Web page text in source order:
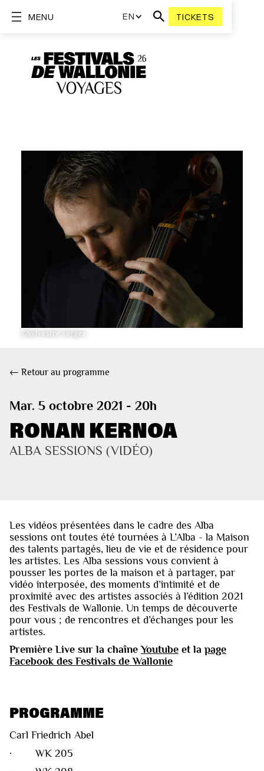
EN TICKETS
MENU
©Sylvestre Vergez
← Retour au programme
Mar. 5 octobre 2021 - 20h
RONAN KERNOA
ALBA SESSIONS (VIDÉO)
Les vidéos présentées dans le cadre des Alba
sessions ont toutes été tournées à L’Alba - la Maison
des talents partagés, lieu de vie et de résidence pour
les artistes. Les Alba sessions vous convient à
pousser les portes de la maison et à partager, par
vidéo interposée, des moments d’intimité et de
proximité avec des artistes associés à l’édition 2021
des Festivals de Wallonie. Un temps de découverte
pour vous ; de rencontres et d’échanges pour les
artistes.
Première Live sur la chaîneYoutube et la page
Facebook des Festivals de Wallonie
PROGRAMME
Carl Friedrich Abel
· WK 205